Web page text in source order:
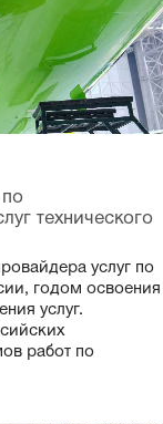
технического
услуг по
годом освоения
услуг.
работ по